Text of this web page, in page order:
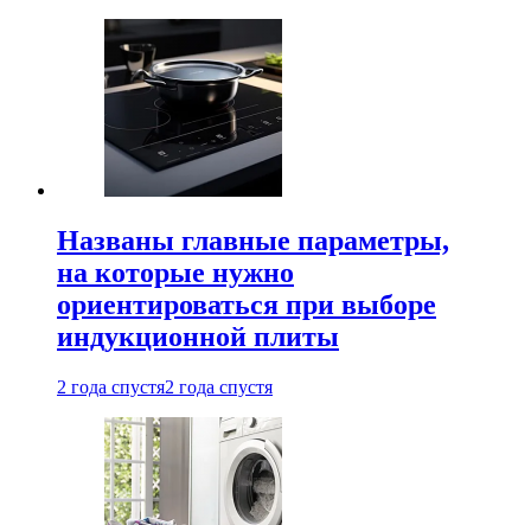
Названы главные параметры,
на которые нужно
ориентироваться при выборе
индукционной плиты
2 года спустя2 года спустя